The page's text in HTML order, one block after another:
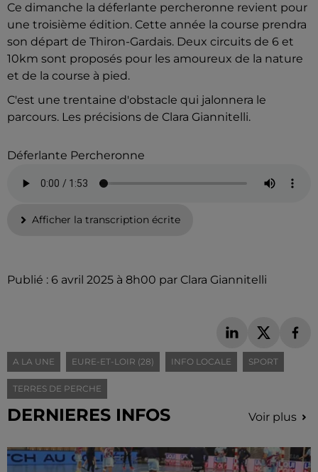
Ce dimanche la déferlante percheronne revient pour
une troisième édition. Cette année la course prendra
son départ de Thiron-Gardais. Deux circuits de 6 et
10km sont proposés pour les amoureux de la nature
et de la course à pied.
C'est une trentaine d'obstacle qui jalonnera le
parcours. Les précisions de Clara Giannitelli.
Déferlante Percheronne
Afficher la transcription écrite
Publié : 6 avril 2025 à 8h00 par Clara Giannitelli
A LA UNE EURE-ET-LOIR (28) INFO LOCALE SPORT
TERRES DE PERCHE
DERNIERES INFOS Voir plus